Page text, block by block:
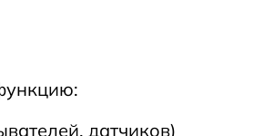
датчиков)